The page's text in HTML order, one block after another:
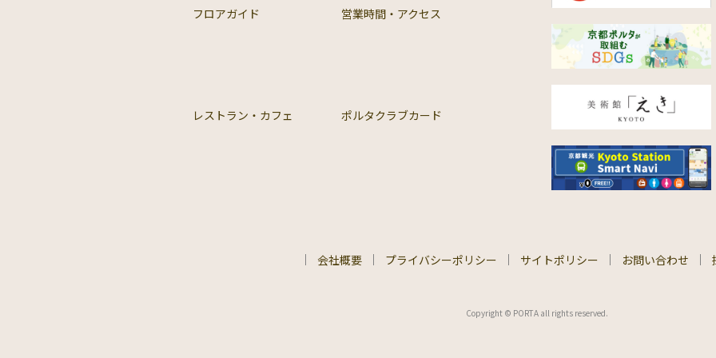
フロアガイド 営業時間・アクセス
レストラン・カフェ ポルタクラブカード
会社概要 プライバシーポリシー サイトポリシー お問い合わせ
Copyright © PORTA all rights reserved.